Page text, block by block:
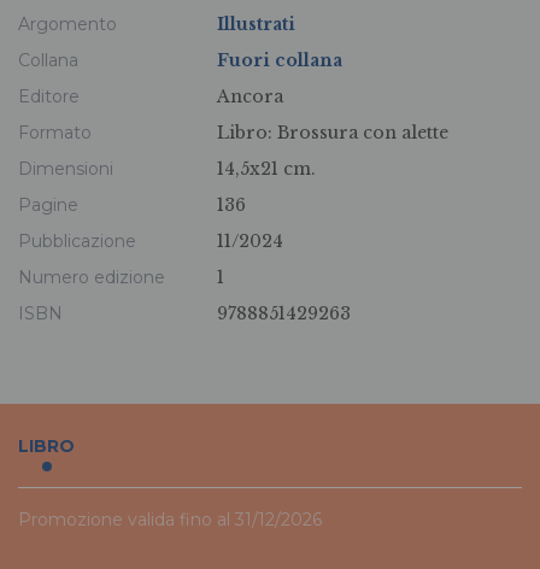
Argomento
Illustrati
Collana
Fuori collana
Editore
Ancora
Formato
Libro: Brossura con alette
Dimensioni
14,5x21 cm.
Pagine
136
Pubblicazione
11/2024
Numero edizione
1
ISBN
9788851429263
LIBRO
Promozione valida fino al 31/12/2026